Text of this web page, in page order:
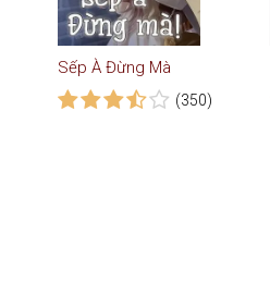
Sếp À Đừng Mà
(350)